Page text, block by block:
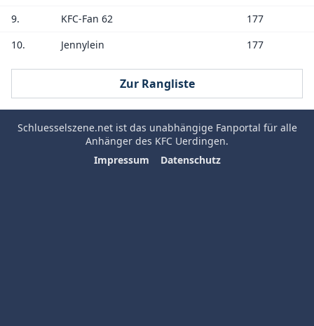
9.
KFC-Fan 62
177
10.
Jennylein 177
Zur Rangliste
Schluesselszene.netist das unabhängige Fanportal für alle
Anhänger des KFC Uerdingen.
Impressum
Datenschutz